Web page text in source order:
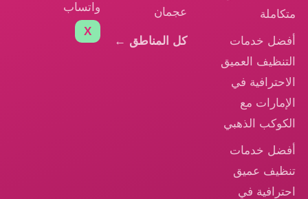
متكاملة
أفضل خدمات
التنظيف العميق
الاحترافية في
الإمارات مع
الكوكب الذهبي
أفضل خدمات
تنظيف عميق
احترافية في
عجمان
كل المناطق ←
واتساب
X